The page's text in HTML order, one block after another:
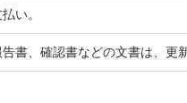
い。
書、確認書などの文書は、更